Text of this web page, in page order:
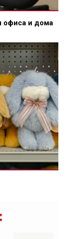
офиса и дома